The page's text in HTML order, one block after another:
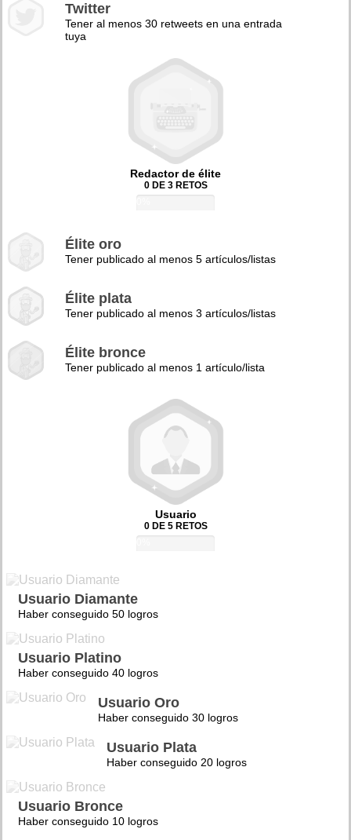
Twitter
Tener al menos 30 retweets en una entrada
tuya
Redactor de élite
0 DE 3 RETOS
Élite oro
Tener publicado al menos 5 artículos/listas
Élite plata
Tener publicado al menos 3 artículos/listas
Élite bronce
Tener publicado al menos 1 artículo/lista
Usuario
0 DE 5 RETOS
Usuario Diamante
Haber conseguido 50 logros
Usuario Platino
Haber conseguido 40 logros
Usuario Oro
Haber conseguido 30 logros
Usuario Plata
Haber conseguido 20 logros
Usuario Bronce
Haber conseguido 10 logros